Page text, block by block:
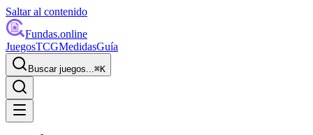
Saltar al contenido
Fundas.online
JuegosTCGMedidasGuía
Buscar juegos...⌘K